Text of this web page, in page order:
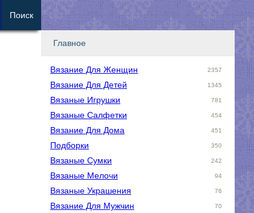
Главное
Вязание Для Женщин 2357
Вязание Для Детей 1345
Вязаные Игрушки 781
Вязаные Салфетки 454
Вязание Для Дома 451
Подборки 350
Вязаные Сумки 242
Вязаные Мелочи 94
Вязаные Украшения 76
Вязание Для Мужчин 70
Поиск